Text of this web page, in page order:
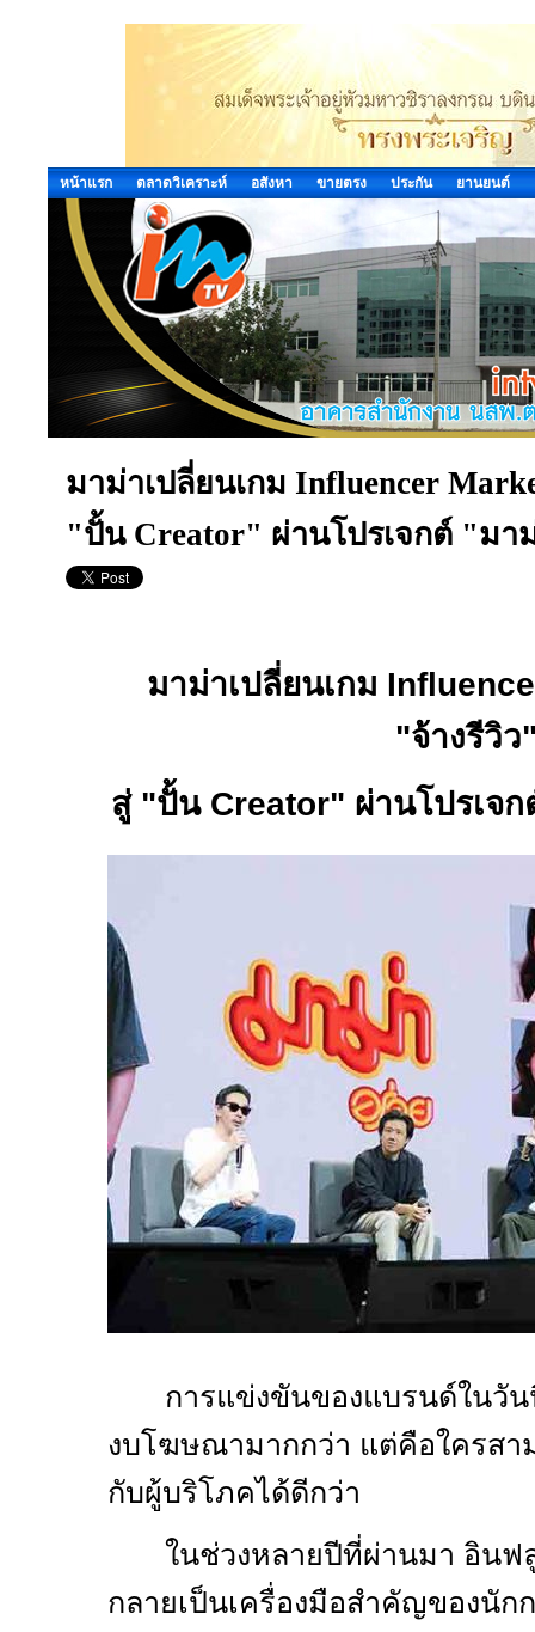
หน้าแรก ตลาดวิเคราะห์ อสังหา ขายตรง ประกัน ยานยนต์
มาม่าเปลี่ยนเกม Influencer
"ปั้น Creator" ผ่านโปรเจกต์ "มา
มาม่าเปลี่ยนเกม
"จ้างรีวิว
สู่ "ปั้น Creator" ผ่านโปรเจ
การแข่งขันของแบรนด์ในวั
งบโฆษณามากกว่า แต่คือใครสา
กับผู้บริโภคได้ดีกว่า
ในช่วงหลายปีที่ผ่านมา อินฟ
กลายเป็นเครื่องมือสำคัญของนั